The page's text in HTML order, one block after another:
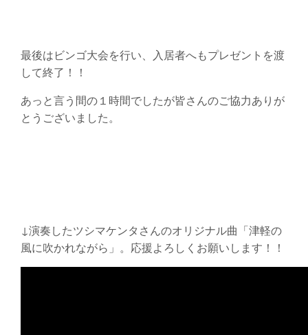
最後はビンゴ大会を行い、入居者へもプレゼントを渡
して終了！！
あっと言う間の１時間でしたが皆さんのご協力ありが
とうございました。
↓演奏したツシマケンタさんのオリジナル曲「津軽の
風に吹かれながら」。応援よろしくお願いします！！